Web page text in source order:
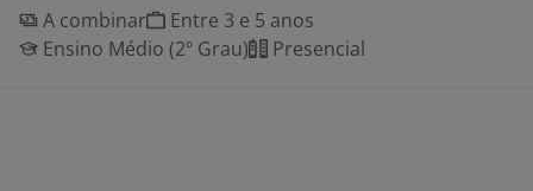
A combinar
Entre 3 e 5 anos
Ensino Médio (2º Grau)
Presencial